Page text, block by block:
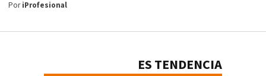
PoriProfesional
ES TENDENCIA